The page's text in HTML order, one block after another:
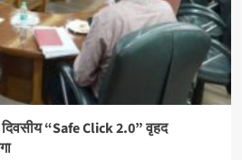
दिवसीय “Safe Click 2.0” वृहद